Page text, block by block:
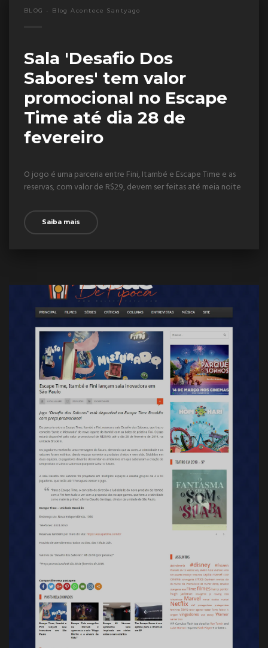
BLOG - Blog Acontece Santyago
Sala 'Desafio Dos
Sabores' tem valor
promocional no Escape
Time até dia 28 de
fevereiro
O jogo é uma parceria entre Fini, Itambé e Escape Time e as
reservas, com valor de R$29, devem ser feitas até meia noite
Saiba mais